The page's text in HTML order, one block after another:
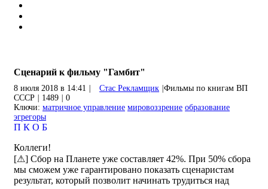
Сценарий к фильму "Гамбит"
8 июля 2018 в 14:41 Стас Рекламщик Фильмы по книгам ВП
СССР
1489
0
Ключи: матричное управление мировоззрение образование
эгрегоры
П К О Б
Коллеги!
[⚠] Сбор на Планете уже составляет 42%. При 50% сбора
мы сможем уже гарантировано показать сценаристам
результат, который позволит начинать трудиться над